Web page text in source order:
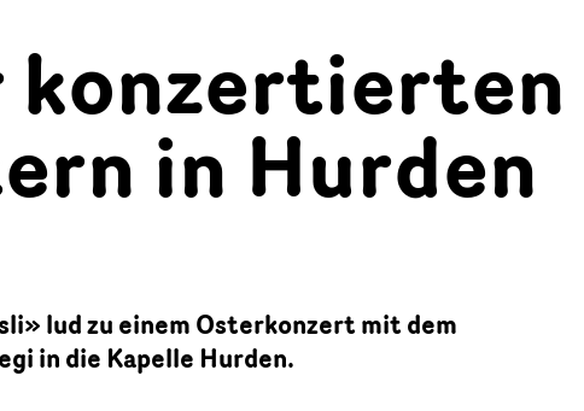
in Hurden
lud zu einem Osterkonzert mit dem
in die Kapelle Hurden.